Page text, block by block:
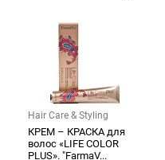
Hair Care & Styling
КРЕМ – КРАСКА для
волос «LIFE COLOR
PLUS». "FarmaV...